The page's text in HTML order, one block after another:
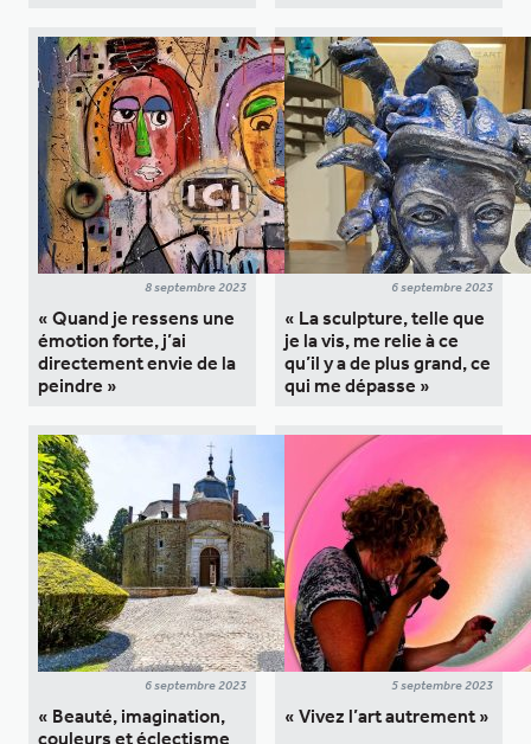
8 septembre 2023
« Quand je ressens une
émotion forte, j’ai
directement envie de la
peindre »
6 septembre 2023
« La sculpture, telle que
je la vis, me relie à ce
qu’il y a de plus grand, ce
qui me dépasse »
6 septembre 2023
« Beauté, imagination,
couleurs et éclectisme
5 septembre 2023
« Vivez l’art autrement »